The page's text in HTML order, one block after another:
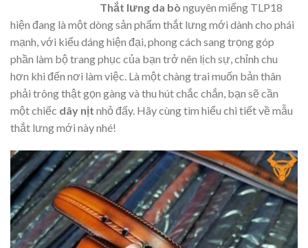
Thắt lưng da bò nguyên miếng TLP18
hiện đang là một dòng sản phẩm thắt lưng mới dành cho phái
mạnh, với kiểu dáng hiện đại, phong cách sang trọng góp
phần làm bộ trang phục của bạn trở nên lịch sự, chỉnh chu
hơn khi đến nơi làm việc. Là một chàng trai muốn bản thân
phải trông thật gọn gàng và thu hút chắc chắn, bạn sẽ cần
một chiếc dây nịt nhỏ đấy. Hãy cùng tìm hiểu chi tiết về mẫu
thắt lưng mới này nhé!